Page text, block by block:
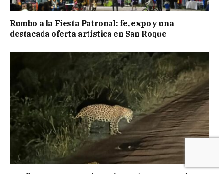
Rumbo a la Fiesta Patronal: fe, expo y una
destacada oferta artística en San Roque